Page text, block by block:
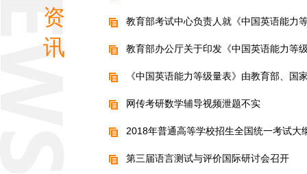
资
讯
教育部考试中心负责人就《中国英语能力
教育部办公厅关于印发《中国英语能力
《中国英语能力等级量表》由教育部、国
网传考研数学辅导视频泄题不实
2018年普通高等学校招生全国统一考试大
第三届语言测试与评价国际研讨会召开